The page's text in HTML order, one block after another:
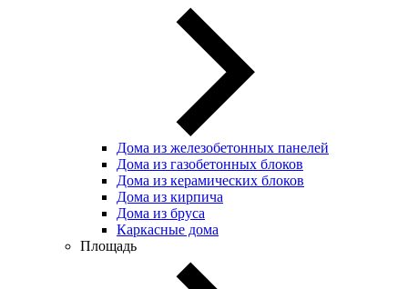
Дома из железобетонных панелей
Дома из газобетонных блоков
Дома из керамических блоков
Дома из кирпича
Дома из бруса
Каркасные дома
Площадь